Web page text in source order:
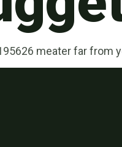
meater far from